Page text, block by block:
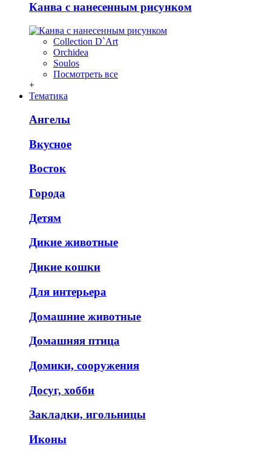
Канва с нанесенным рисунком
Collection D`Art
Orchidea
Soulos
Посмотреть все
+
Тематика
Ангелы
Вкусное
Восток
Города
Детям
Дикие животные
Дикие кошки
Для интерьера
Домашние животные
Домашняя птица
Домики, сооружения
Досуг, хобби
Закладки, игольницы
Иконы